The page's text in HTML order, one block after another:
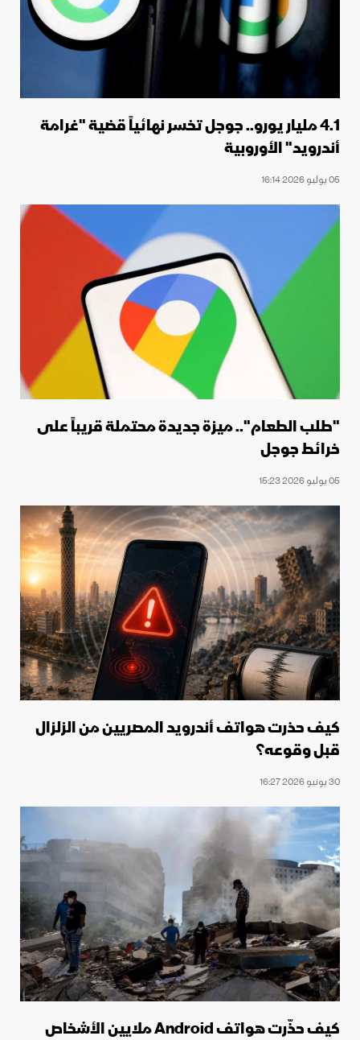
4.1 مليار يورو.. جوجل تخسر نهائياً قضية "غرامة
أندرويد" الأوروبية
05 يوليو 2026 16:14
"طلب الطعام".. ميزة جديدة محتملة قريباً على
خرائط جوجل
05 يوليو 2026 15:23
كيف حذرت هواتف أندرويد المصريين من الزلزال
قبل وقوعه؟
30 يونيو 2026 16:27
كيف حذّرت هواتف Android ملايين الأشخاص